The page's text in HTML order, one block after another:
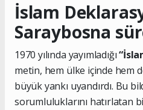
İslam
Saraybosna
1970 yılında yayımladığı
metin, hem ülke içinde hem
büyük yankı uyandırdı. Bu
sorumluluklarını hatırlatan